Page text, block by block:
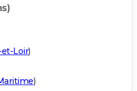
Loir)
)